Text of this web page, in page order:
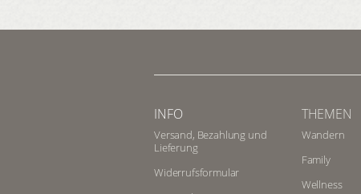
INFO
Versand, Bezahlung und
Lieferung
Widerrufsformular
THEMEN
Wandern
Family
Wellness